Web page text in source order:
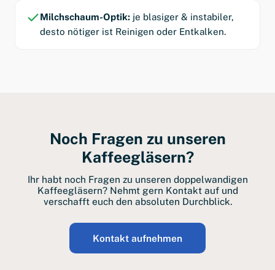
Milchschaum-Optik: je blasiger & instabiler,
desto nötiger ist Reinigen oder Entkalken.
Noch Fragen zu unseren
Kaffeegläsern?
Ihr habt noch Fragen zu unseren doppelwandigen
Kaffeegläsern? Nehmt gern Kontakt auf und
verschafft euch den absoluten Durchblick.
Kontakt aufnehmen